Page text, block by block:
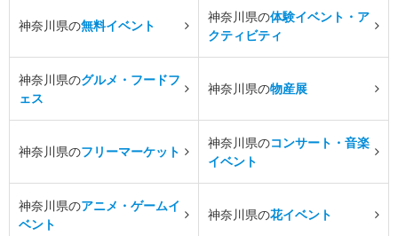
神奈川県の無料イベント
神奈川県の体験イベント・ア
クティビティ
神奈川県のグルメ・フードフ
ェス
神奈川県の物産展
神奈川県のフリーマーケット
神奈川県のコンサート・音楽
イベント
神奈川県のアニメ・ゲームイ
ベント
神奈川県の花イベント